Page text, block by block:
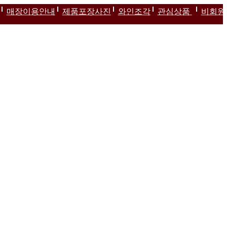
매장이용안내 제품포장사진 와인조각 관심상품
비회